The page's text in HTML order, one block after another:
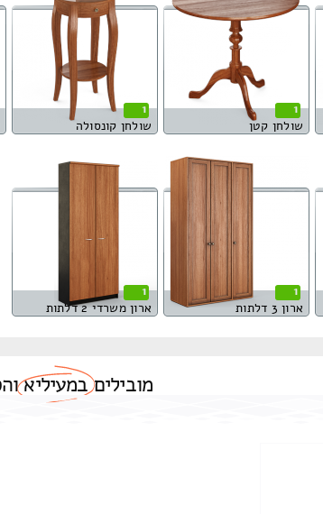
1
שולחן קטן
1
שולחן קונסולה
1
ארון 3 דלתות
1
ארון משרדי 2 דלתות
מוביליםבמעיליא